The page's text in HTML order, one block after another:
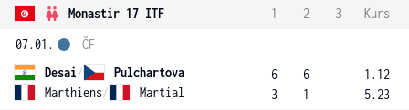
Monastir 17 ITF 1 2 3
Kurs
07.01.
Desai/
Pulchartova
Marthiens/ Martial
ČF
6
3
6
1
1.12
5.23